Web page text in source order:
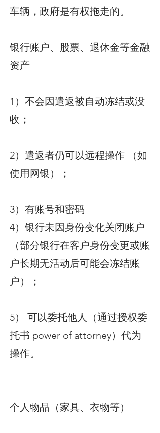
车辆，政府是有权拖走的。
银行账户、股票、退休金等金融
资产
1）不会因遣返被自动冻结或没
收；
2）遣返者仍可以远程操作 （如
使用网银）；
3）有账号和密码
4）银行未因身份变化关闭账户
（部分银行在客户身份变更或账
户长期无活动后可能会冻结账
户）；
5） 可以委托他人（通过授权委
托书 power of attorney）代为
操作。
个人物品（家具、衣物等）